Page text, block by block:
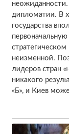
неожиданности.
дипломатии. В
государства
стратегическом
неизменной.
лидеров стран
никакого
«Б», и Киев